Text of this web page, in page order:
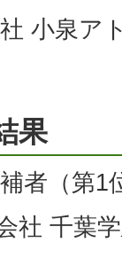
小泉ア
果
者（第1
千葉学